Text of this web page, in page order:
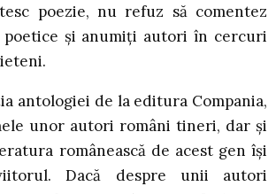
poezie, nu refuz să comentez
poetice şi anumiţi autori în cercuri
antologiei de la editura Compania,
unor autori români tineri, dar şi
românească de acest gen îşi
Dacă despre unii autori